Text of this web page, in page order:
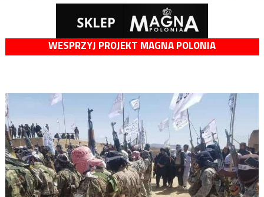
WESPRZYJ PROJEKT MAGNA POLONIA